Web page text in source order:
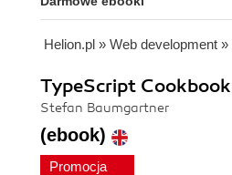
Helion.pl » Web development »
TypeScript Cookbook
Stefan Baumgartner
(ebook)
Promocja